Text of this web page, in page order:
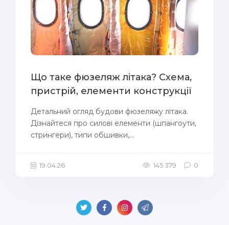
Що таке фюзеляж літака? Схема,
пристрій, елементи конструкції
Детальний огляд будови фюзеляжу літака.
Дізнайтеся про силові елементи (шпангоути,
стрингери), типи обшивки,...
19.04.26 145 379 0